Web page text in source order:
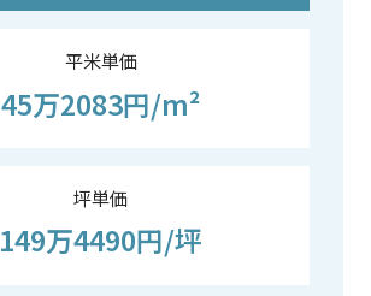
平米単価
45万2083円/m²
坪単価
149万4490円/坪